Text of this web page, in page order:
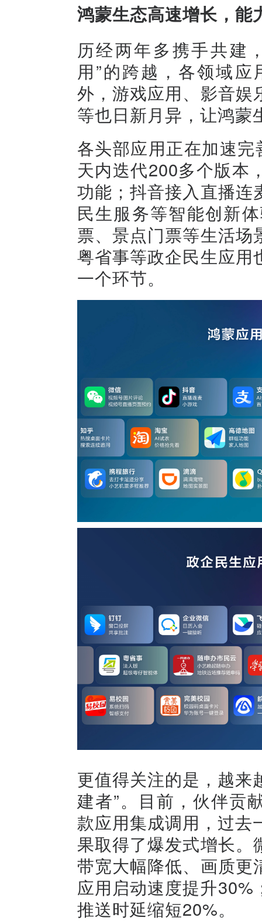
鸿蒙生态高速增长，能
历经两年多携手共建
用”的跨越，各领域
外，游戏应用、影音
等也日新月异，让鸿蒙
各头部应用正在加速
天内迭代200多个版本
功能；抖音接入直播
民生服务等智能创新
票、景点门票等生活
粤省事等政企民生应
一个环节。
更值得关注的是，越来
建者”。目前，伙伴贡
款应用集成调用，过去
果取得了爆发式增长
带宽大幅降低、画质
应用启动速度提升
推送时延缩短20%。